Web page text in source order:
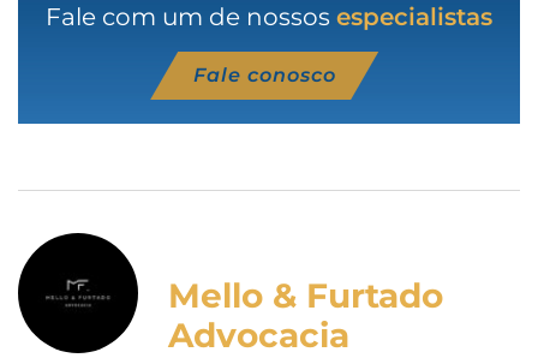
Fale com um de nossos especialistas
Fale conosco
Mello & Furtado
Advocacia